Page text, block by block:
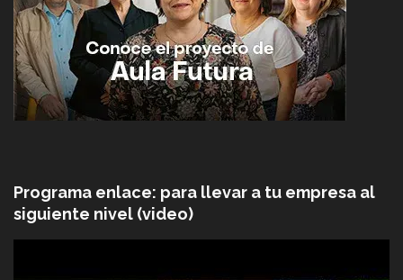
Programa enlace: para llevar a tu empresa al
siguiente nivel (video)